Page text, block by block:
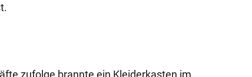
zufolge brannte ein Kleiderkasten im